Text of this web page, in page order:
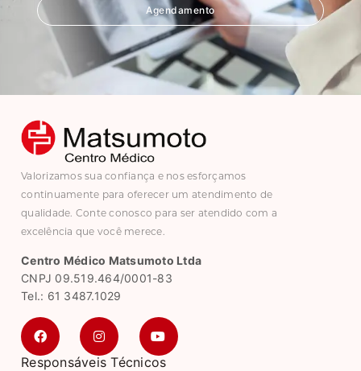
Agendamento
Valorizamos sua confiança e nos esforçamos
continuamente para oferecer um atendimento de
qualidade. Conte conosco para ser atendido com a
excelência que você merece.
Centro Médico Matsumoto Ltda
CNPJ 09.519.464/0001-83
Tel.: 61 3487.1029
Responsáveis Técnicos